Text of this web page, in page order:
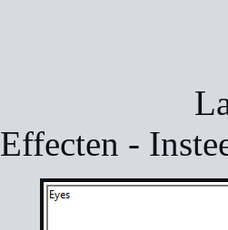
Effecten -